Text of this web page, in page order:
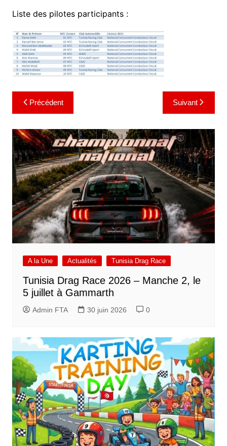
Liste des pilotes participants :
Navigation
de
l’article
Précédent Suivant
A la Une Actualités Tunisia Drag Race
Tunisia Drag Race 2026 – Manche 2, le
5 juillet à Gammarth
Admin FTA 30 juin 2026 0